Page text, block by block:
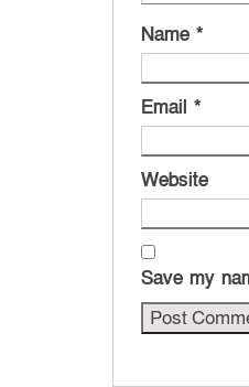
Name *
Email *
Website
Save my